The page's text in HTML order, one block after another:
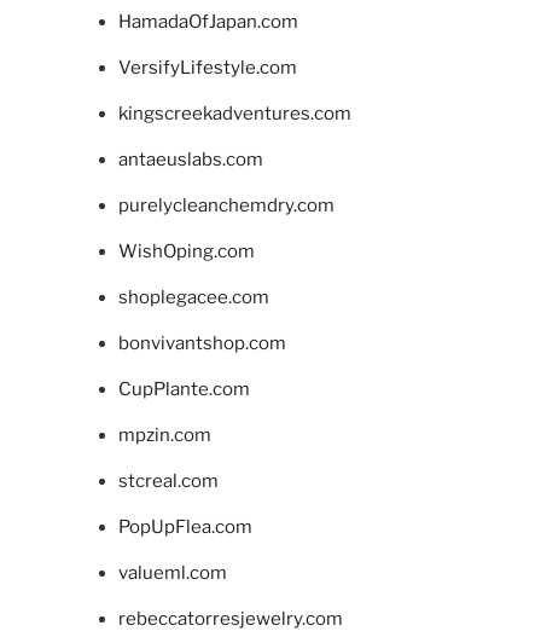
HamadaOfJapan.com
VersifyLifestyle.com
kingscreekadventures.com
antaeuslabs.com
purelycleanchemdry.com
WishOping.com
shoplegacee.com
bonvivantshop.com
CupPlante.com
mpzin.com
stcreal.com
PopUpFlea.com
valueml.com
rebeccatorresjewelry.com